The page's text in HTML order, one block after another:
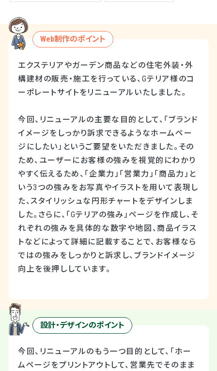
Web制作のポイント
エクステリアやガーデン商品などの住宅外装・外
構建材の販売・施工を行っている、Gテリア様のコ
ーポレートサイトをリニューアルいたしました。
今回、リニューアルの主要な目的として、「ブランド
イメージをしっかり訴求できるようなホームペー
ジにしたい」というご要望をいただきました。その
ため、ユーザーにお客様の強みを視覚的にわかり
やすく伝えるため、「企業力」「営業力」「商品力」と
いう3つの強みをお写真やイラストを用いて表現し
た、スタイリッシュな円形チャートをデザインしま
した。さらに、「Gテリアの強み」ページを作成し、そ
れぞれの強みを具体的な数字や地図、商品イラス
トなどによって詳細に記載することで、お客様なら
ではの強みをしっかりと訴求し、ブランドイメージ
向上を後押ししています。
設計・デザインのポイント
今回、リニューアルのもう一つ目的として、「ホー
ムページをプリントアウトして、営業先でそのまま